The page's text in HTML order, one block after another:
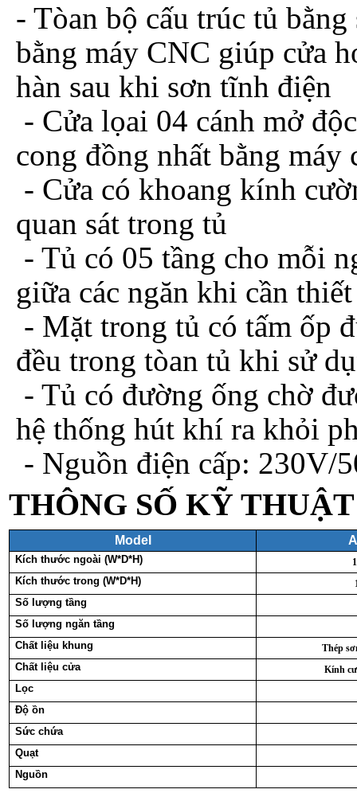
- Tòan bộ cấu trúc tủ
bằng máy CNC giúp cửa
hàn sau khi sơn tĩnh điện
- Cửa lọai 04 cánh mở
cong đồng nhất bằng máy
- Cửa có khoang kính
quan sát trong tủ
- Tủ có 05 tầng cho mỗi
giữa các ngăn khi cần thiết
- Mặt trong tủ có tấm ốp
đều trong tòan tủ khi sử
- Tủ có đường ống chờ
hệ thống hút khí ra khỏi
- Nguồn điện cấp: 230V/
THÔNG SỐ KỸ THUẬT
Model
Kích thước ngoài (W*D*H)
Kích thước trong (W*D*H)
Số lượng tầng
Số lượng ngăn tầng
Chất liệu khung
Thép
Chất liệu cửa Kính
Lọc
Độ ồn
Sức chứa
Quạt
Nguồn